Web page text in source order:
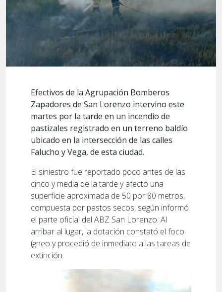
Efectivos de la Agrupación Bomberos
Zapadores de San Lorenzo intervino este
martes por la tarde en un incendio de
pastizales registrado en un terreno baldío
ubicado en la intersección de las calles
Falucho y Vega, de esta ciudad.
El siniestro fue reportado poco antes de las
cinco y media de la tarde y afectó una
superficie aproximada de 50 por 80 metros,
compuesta por pastos secos, según informó
el parte oficial del ABZ San Lorenzo. Al
arribar al lugar, la dotación constató el foco
ígneo y procedió de inmediato a las tareas de
extinción.